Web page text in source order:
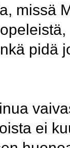
missä
pidä
ei